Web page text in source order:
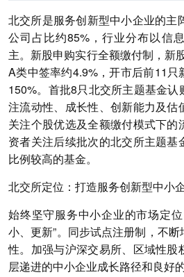
北交所是服务创新型中小企业的主
公司占比约85%，行业分布以信
主。新股申购实行全额缴付制，新
A类中签率约4.9%，开市后前11只
150%。首批8只北交所主题基金
注流动性、成长性、创新能力及估
关注个股优选及全额缴付模式下的
资者关注后续批次的北交所主题基
比例较高的基金。
北交所定位：打造服务创新型中小
始终坚守服务中小企业的市场定
小、更新”。同步试点注册制，不
性。加强与沪深交易所、区域性股
层递进的中小企业成长路径和良好